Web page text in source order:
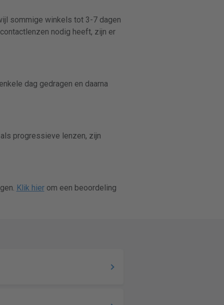
sommige winkels tot 3-7 dagen
nodig heeft, zijn er
dag gedragen en daarna
progressieve lenzen, zijn
Klik hierom een beoordeling